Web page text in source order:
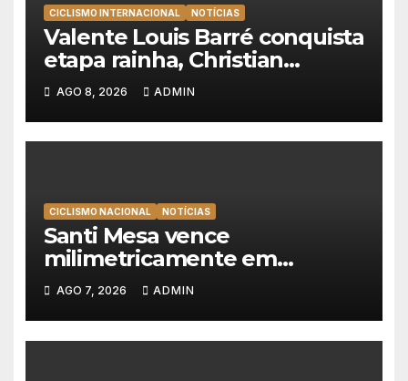
CICLISMO INTERNACIONAL NOTÍCIAS
Valente Louis Barré conquista
etapa rainha, Christian
Scaroni é o novo líder da
Volta a Polónia
AGO 8, 2026 ADMIN
CICLISMO NACIONAL NOTÍCIAS
Santi Mesa vence
milimetricamente em
Albufeira, Rui Oliveira
mantém a amarela da Volta a
Portugal
AGO 7, 2026 ADMIN